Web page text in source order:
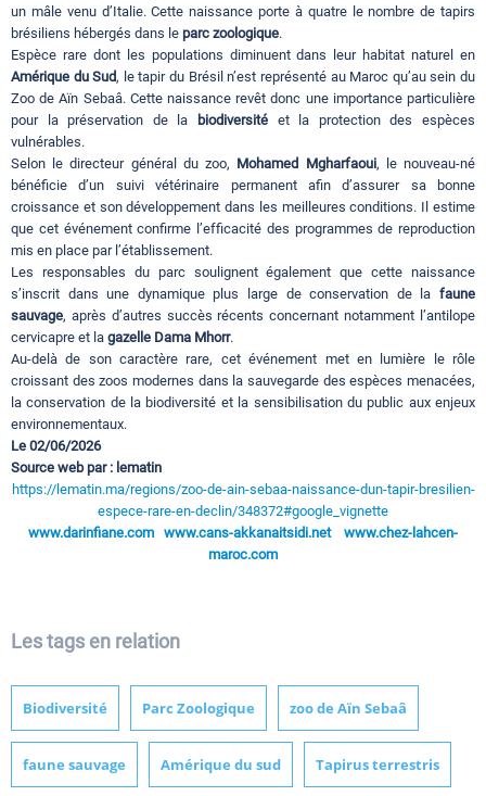
un mâle venu d’Italie. Cette naissance porte à quatre le nombre de tapirs
brésiliens hébergés dans le parc zoologique.
Espèce rare dont les populations diminuent dans leur habitat naturel en
Amérique du Sud, le tapir du Brésil n’est représenté au Maroc qu’au sein du
Zoo de Aïn Sebaâ. Cette naissance revêt donc une importance particulière
pour la préservation de la
biodiversité et la protection des espèces
vulnérables.
Selon le directeur général du zoo, Mohamed Mgharfaoui, le nouveau-né
bénéficie d’un suivi vétérinaire permanent afin d’assurer sa bonne
croissance et son développement dans les meilleures conditions. Il estime
que cet événement confirme l’efficacité des programmes de reproduction
mis en place par l’établissement.
Les responsables du parc soulignent également que cette naissance
s’inscrit dans une dynamique plus large de conservation de la faune
sauvage, après d’autres succès récents concernant notamment l’antilope
cervicapre et la gazelle Dama Mhorr.
Au-delà de son caractère rare, cet événement met en lumière le rôle
croissant des zoos modernes dans la sauvegarde des espèces menacées,
la conservation de la biodiversité et la sensibilisation du public aux enjeux
environnementaux.
Le 02/06/2026
Source web par : lematin
https://lematin.ma/regions/zoo-de-ain-sebaa-naissance-dun-tapir-bresilien-
espece-rare-en-declin/348372#google_vignette
www.darinfiane.com www.cans-akkanaitsidi.net
www.chez-lahcen-
maroc.com
Les tags en relation
Biodiversité Parc Zoologique zoo de Aïn Sebaâ
faune sauvage Amérique du sud Tapirus terrestris